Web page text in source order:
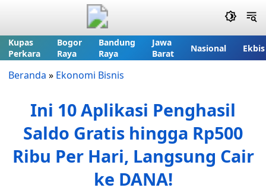
Kupas
Perkara
Bogor
Raya
Bandung
Raya
Jawa
Barat
Nasional Ekbis
Beranda » Ekonomi Bisnis
Ini 10 Aplikasi Penghasil
Saldo Gratis hingga Rp500
Ribu Per Hari, Langsung Cair
ke DANA!